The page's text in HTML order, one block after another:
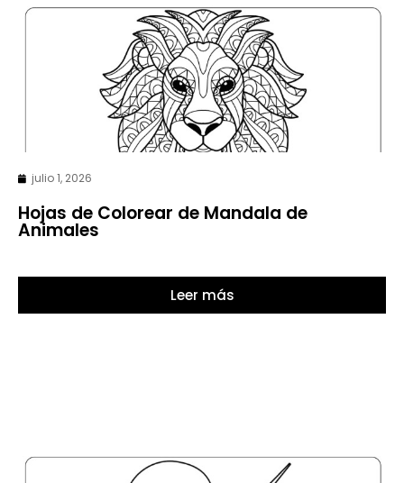
julio 1, 2026
Hojas de Colorear de Mandala de
Animales
Leer más